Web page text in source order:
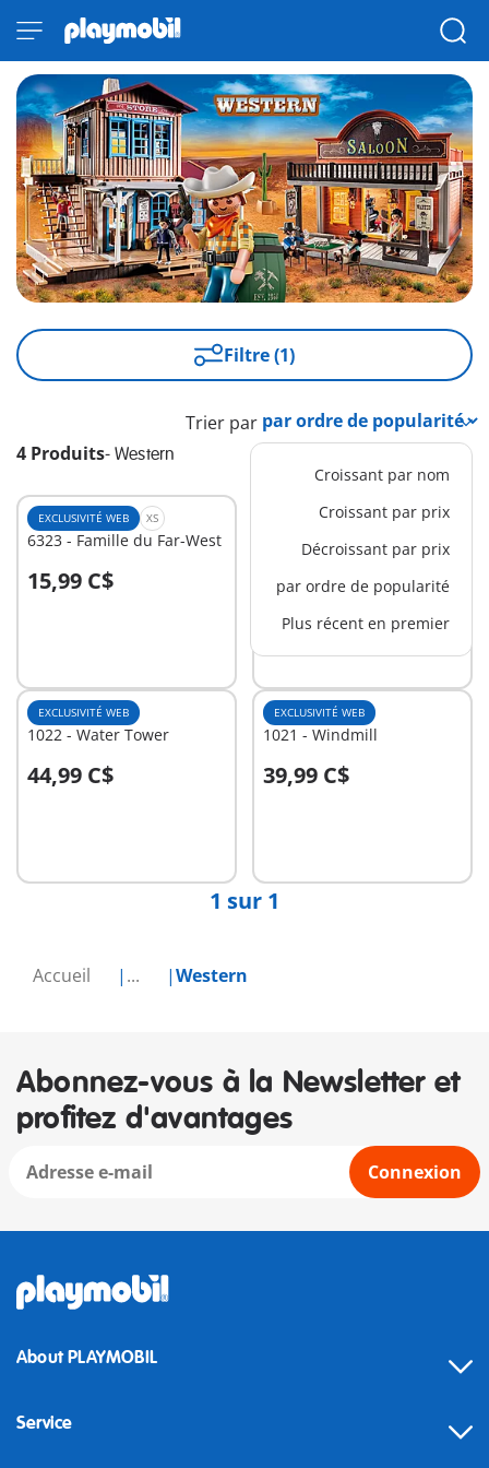
Accueil ... Western
Filtre (1)
4 Produits- Western
Trier par
Croissant par nom
Croissant par prix
Décroissant par prix
par ordre de popularité
Plus récent en premier
EXCLUSIVITÉ WEB XS
6323 - Famille du Far-West
15,99 C$
Au panier
EXCLUSIVITÉ WEB XS
6278 - 3 cow-boys
13,99 C$
Au panier
EXCLUSIVITÉ WEB
1022 - Water Tower
44,99 C$
Au panier
EXCLUSIVITÉ WEB
1021 - Windmill
39,99 C$
Au panier
1 sur 1
Abonnez-vous à la Newsletter et
profitez d'avantages
Connexion
About PLAYMOBIL
Service